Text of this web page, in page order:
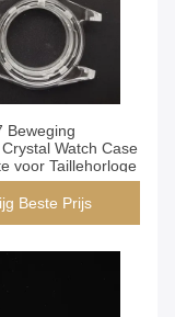
Beweging
Watch Case
voor Taillehorloge
Beste Prijs